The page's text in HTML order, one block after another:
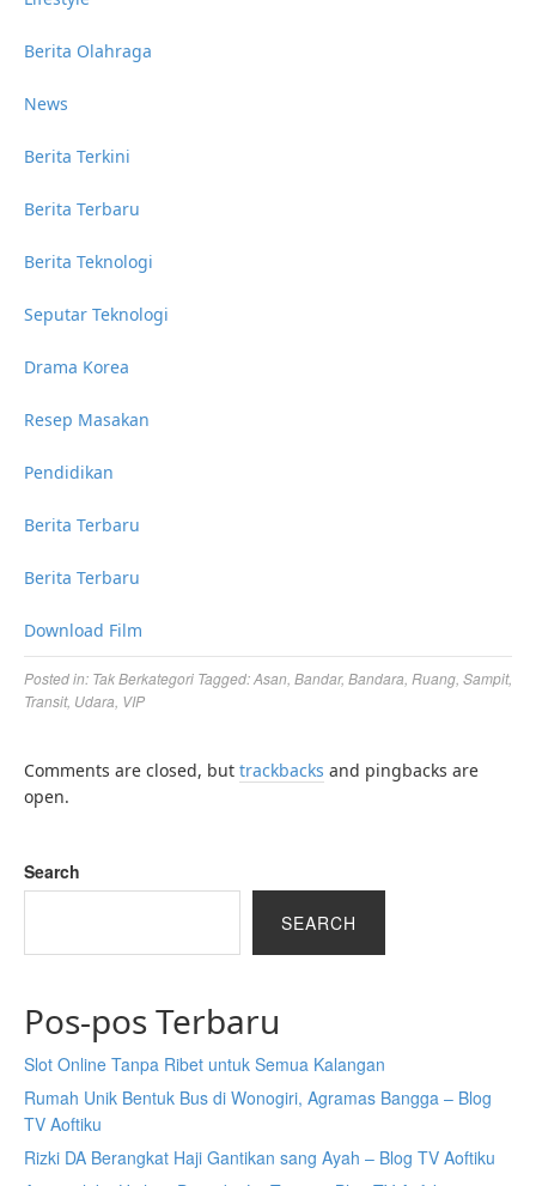
Berita Olahraga
News
Berita Terkini
Berita Terbaru
Berita Teknologi
Seputar Teknologi
Drama Korea
Resep Masakan
Pendidikan
Berita Terbaru
Berita Terbaru
Download Film
Posted in: Tak Berkategori Tagged:Asan Bandar, Bandara Ruang Sampit,
Transit, Udara VIP
Comments are closed, but trackbacks and pingbacks are
open.
Search
SEARCH
Pos-pos Terbaru
Slot Online Tanpa Ribet untuk Semua Kalangan
Rumah Unik Bentuk Bus di Wonogiri, Agramas Bangga – Blog
TV Aoftiku
Rizki DA Berangkat Haji Gantikan sang Ayah – Blog TV Aoftiku